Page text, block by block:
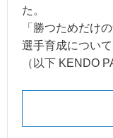
た。
「勝つためだけ
選手育成につい
（以下 KENDO